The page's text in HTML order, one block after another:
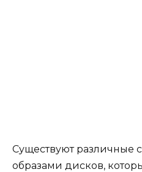
Существуют различные
образами дисков,